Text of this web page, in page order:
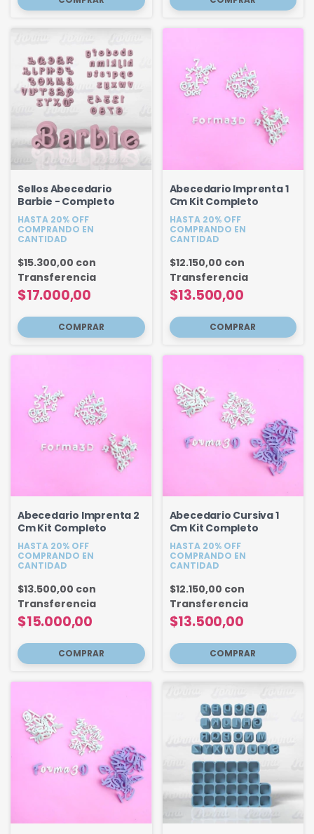
Sellos Abecedario
Barbie - Completo
HASTA 20% OFF
COMPRANDO EN
CANTIDAD
$17.000,00
$15.300,00 con
Transferencia
Abecedario Imprenta 1
Cm Kit Completo
HASTA 20% OFF
COMPRANDO EN
CANTIDAD
$13.500,00
$12.150,00 con
Transferencia
Abecedario Imprenta 2
Cm Kit Completo
HASTA 20% OFF
COMPRANDO EN
CANTIDAD
$15.000,00
$13.500,00 con
Transferencia
Abecedario Cursiva 1
Cm Kit Completo
HASTA 20% OFF
COMPRANDO EN
CANTIDAD
$13.500,00
$12.150,00 con
Transferencia